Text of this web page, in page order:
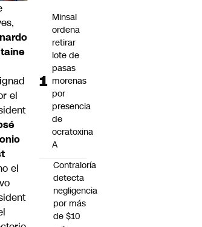
el
el
Minsal
ordena
retirar
lote de
pasas
morenas
por
presencia
de
ocratoxina
A
Contraloría
detecta
negligencia
por más
de $10